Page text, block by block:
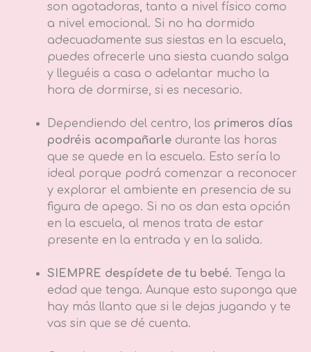
son agotadoras, tanto a nivel físico como
a nivel emocional. Si no ha dormido
adecuadamente sus siestas en la escuela,
puedes ofrecerle una siesta cuando salga
y lleguéis a casa o adelantar mucho la
hora de dormirse, si es necesario.
Dependiendo del centro, los primeros días
podréis acompañarle durante las horas
que se quede en la escuela. Esto sería lo
ideal porque podrá comenzar a reconocer
y explorar el ambiente en presencia de su
figura de apego. Si no os dan esta opción
en la escuela, al menos trata de estar
presente en la entrada y en la salida.
SIEMPRE despídete de tu bebé. Tenga la
edad que tenga. Aunque esto suponga que
hay más llanto que si le dejas jugando y te
vas sin que se dé cuenta.